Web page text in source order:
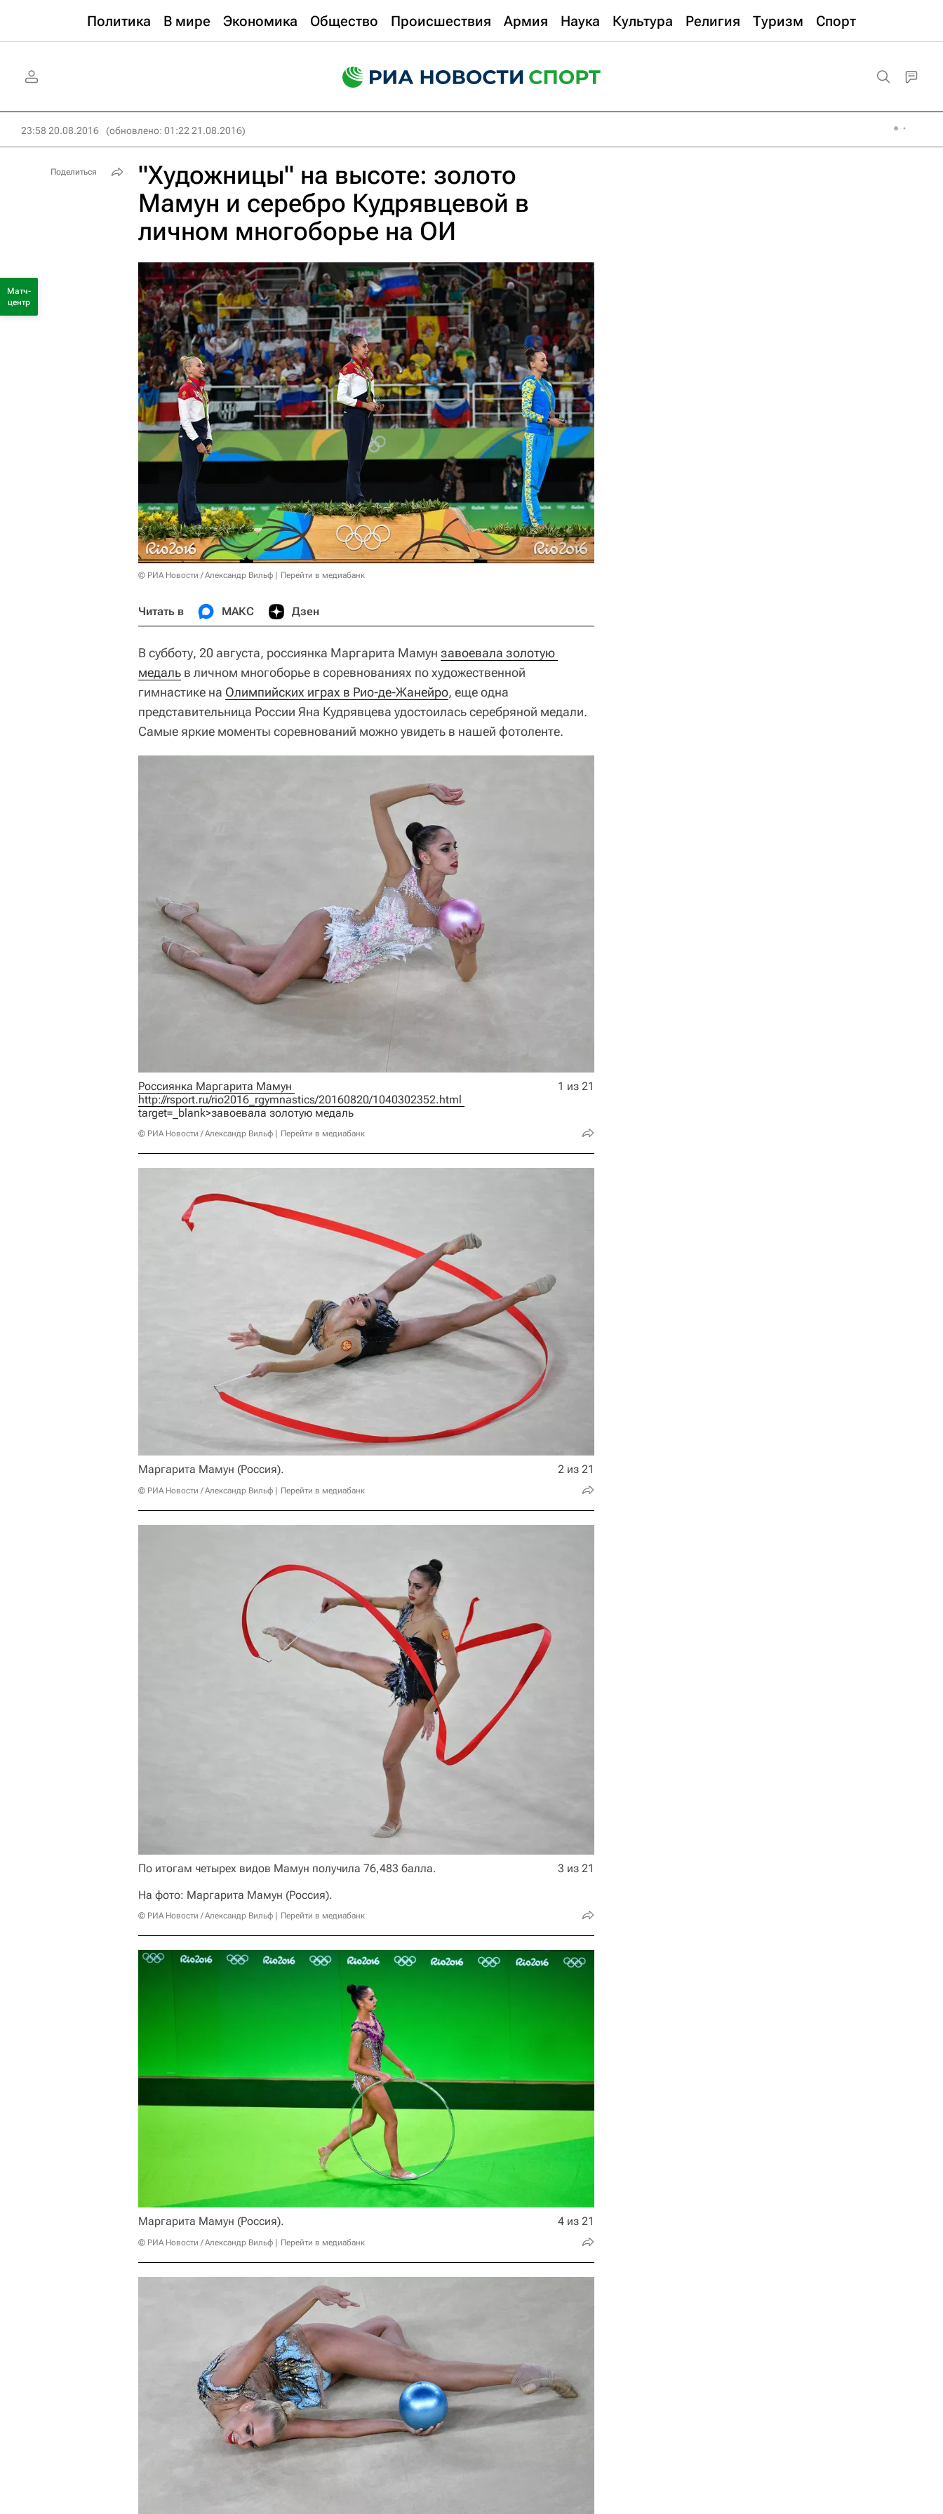
Политика В мире Экономика Общество Происшествия Армия Наука Культура Религия Туризм Спорт
23:58 20.08.2016 (обновлено: 01:22 21.08.2016)
"Художницы" на высоте: золото
Мамун и серебро Кудрявцевой в
личном многоборье на ОИ
© РИА Новости / Александр Вильф Перейти в медиабанк
Читать в МАКС Дзен
В субботу, 20 августа, россиянка Маргарита Мамун завоевала золотую
медаль в личном многоборье в соревнованиях по художественной
гимнастике на Олимпийских играх в Рио-де-Жанейро, еще одна
представительница России Яна Кудрявцева удостоилась серебряной медали.
Самые яркие моменты соревнований можно увидеть в нашей фотоленте.
http://rsport.ru/rio2016_rgymnastics/20160820/1040302352.html
target=_blank>завоевала золотую медаль
© РИА Новости / Александр Вильф Перейти в медиабанк
1 из 21
Маргарита Мамун (Россия).
© РИА Новости / Александр Вильф Перейти в медиабанк
2 из 21
По итогам четырех видов Мамун получила 76,483 балла.
На фото: Маргарита Мамун (Россия).
© РИА Новости / Александр Вильф Перейти в медиабанк
3 из 21
Маргарита Мамун (Россия).
© РИА Новости / Александр Вильф Перейти в медиабанк
4 из 21
Поделиться
Матч-
центр